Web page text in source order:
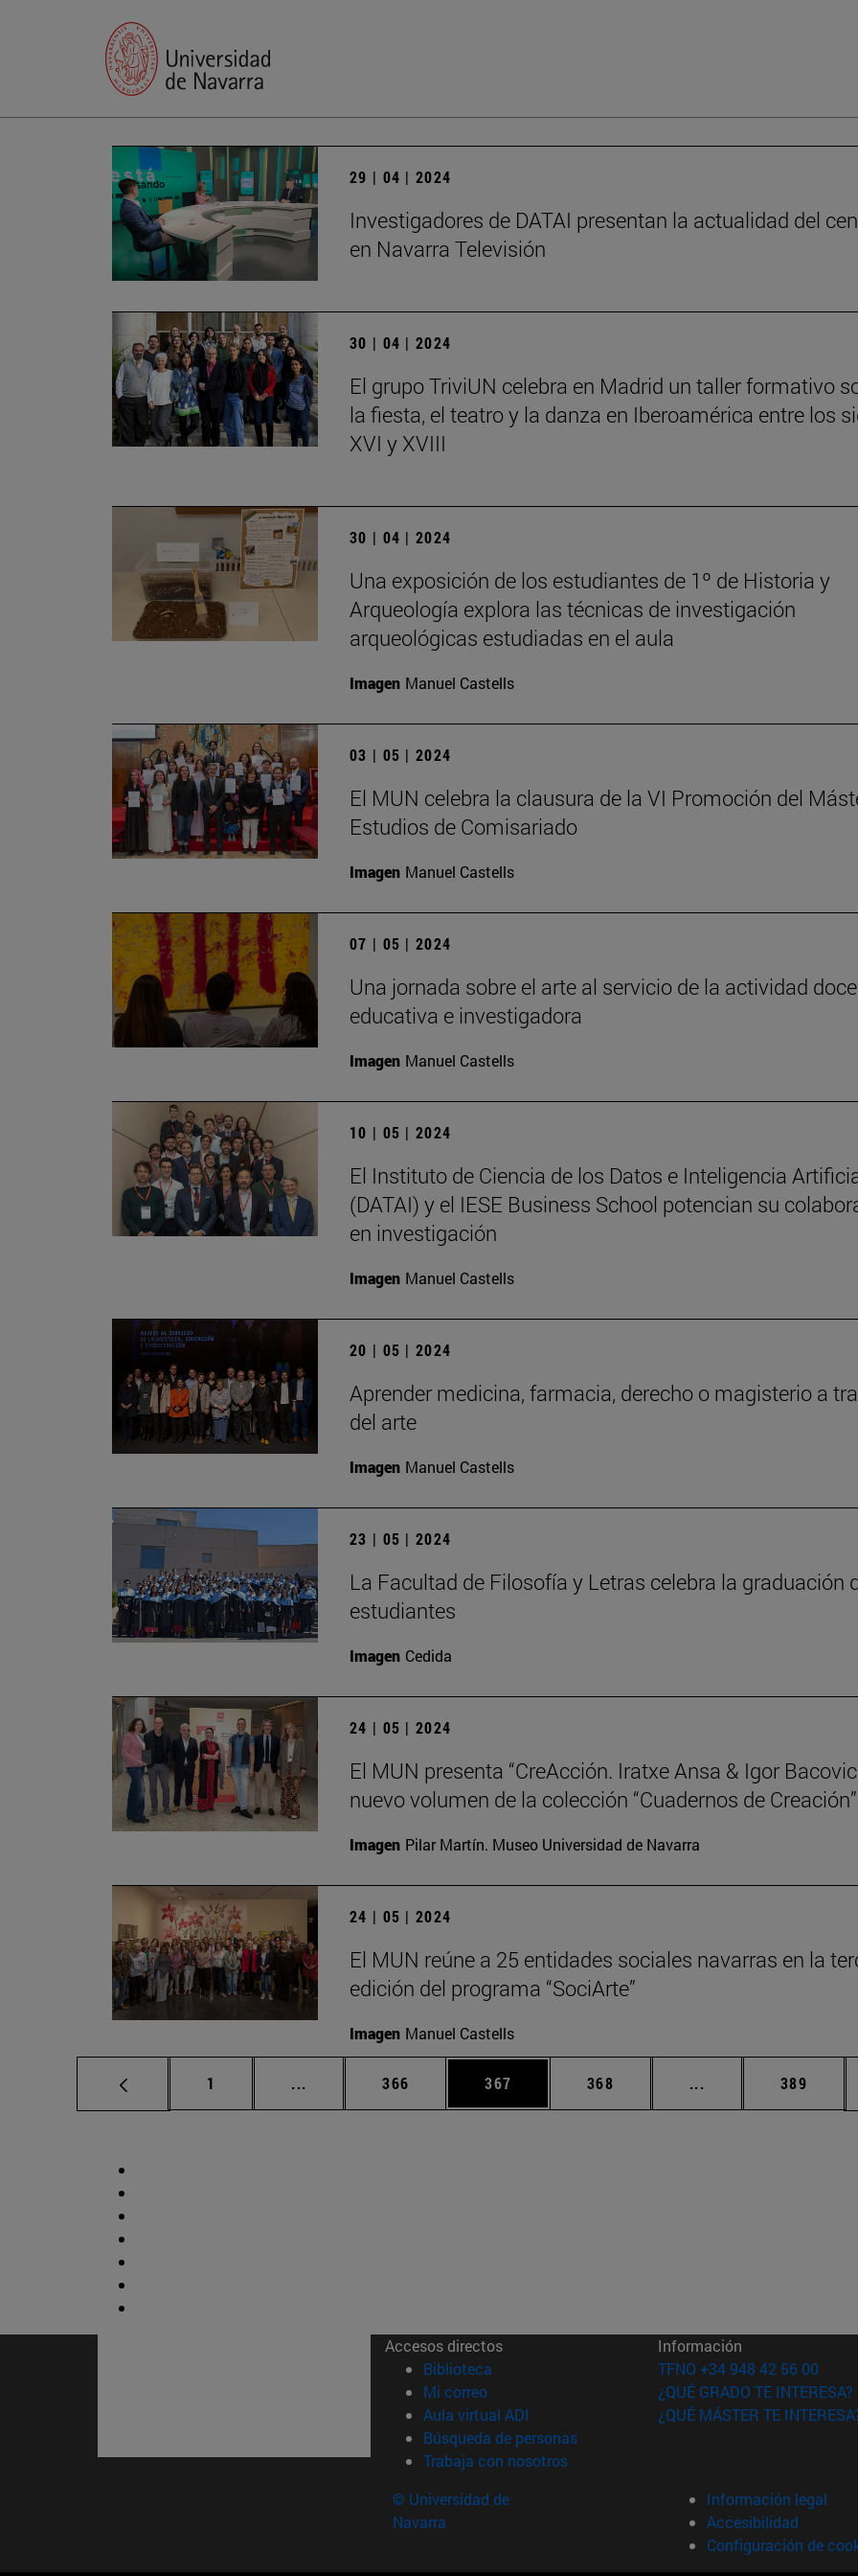
29 | 04 | 2024
Investigadores de DATAI presentan la actualidad del
en Navarra Televisión
30 | 04 | 2024
El grupo TriviUN celebra en Madrid un taller formativo
la fiesta, el teatro y la danza en Iberoamérica entre los
XVI y XVIII
30 | 04 | 2024
Una exposición de los estudiantes de 1º de Historia y
Arqueología explora las técnicas de investigación
arqueológicas estudiadas en el aula
Imagen Manuel Castells
03 | 05 | 2024
El MUN celebra la clausura de la VI Promoción del
Estudios de Comisariado
Imagen Manuel Castells
07 | 05 | 2024
Una jornada sobre el arte al servicio de la actividad
educativa e investigadora
Imagen Manuel Castells
10 | 05 | 2024
El Instituto de Ciencia de los Datos e Inteligencia
(DATAI) y el IESE Business School potencian su
en investigación
Imagen Manuel Castells
20 | 05 | 2024
Aprender medicina, farmacia, derecho o magisterio a
del arte
Imagen Manuel Castells
23 | 05 | 2024
La Facultad de Filosofía y Letras celebra la graduación
estudiantes
Imagen Cedida
24 | 05 | 2024
El MUN presenta “CreAcción. Iratxe Ansa & Igor
nuevo volumen de la colección “Cuadernos de Creación”
Imagen Pilar Martín. Museo Universidad de Navarra
24 | 05 | 2024
El MUN reúne a 25 entidades sociales navarras en la
edición del programa “SociArte”
Imagen Manuel Castells
Página
1 ... Páginas intermedias Use TAB para desplazarse.
Página
366 Página
367 Página
368 ... Páginas intermedias
Página
389
Accesos directos
Biblioteca (abre en nueva ventana)
Mi correo(abre en nueva ventana)
Aula virtual ADI (abre en nueva ventana)
Búsqueda de personas(abre en nueva ventana)
Trabaja con nosotros(abre en nueva ventana)
Información
TFNO +34 948 42 56 00
¿QUÉ GRADO TE INTERESA?
¿QUÉ MÁSTER TE
© Universidad de
Navarra
Información legal
Accesibilidad
Configuración de